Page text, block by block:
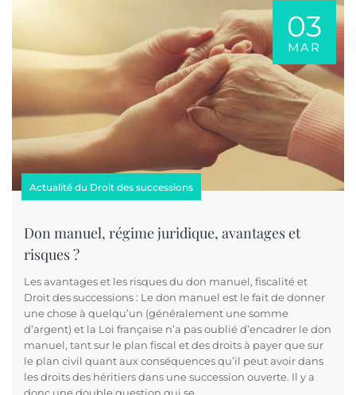
03
MAR
Actualité du Droit des successions
Don manuel, régime juridique, avantages et
risques ?
Les avantages et les risques du don manuel, fiscalité et
Droit des successions : Le don manuel est le fait de donner
une chose à quelqu’un (généralement une somme
d’argent) et la Loi française n’a pas oublié d’encadrer le don
manuel, tant sur le plan fiscal et des droits à payer que sur
le plan civil quant aux conséquences qu’il peut avoir dans
les droits des héritiers dans une succession ouverte. Il y a